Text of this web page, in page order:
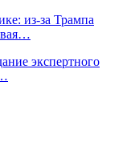
из-за Трампа
экспертного